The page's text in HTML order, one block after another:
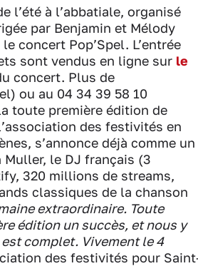
l’été à l’abbatiale, organisé
par Benjamin et Mélody
concert Pop’Spel. L’entrée
sont vendus en ligne sur le
concert. Plus de
ou au 04 34 39 58 10
toute première édition de
des festivités en
s’annonce déjà comme un
Muller, le DJ français (3
320 millions de streams,
classiques de la chanson
extraordinaire. Toute
édition un succès, et nous y
complet. Vivement le 4
des festivités pour